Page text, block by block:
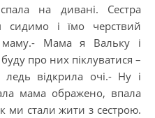
на дивані. Сестра
і їмо черствий
маму.- Мама я Вальку і
про них піклуватися –
ледь відкрила очі.- Ну і
мама ображено, впала
ми стали жити з сестрою.